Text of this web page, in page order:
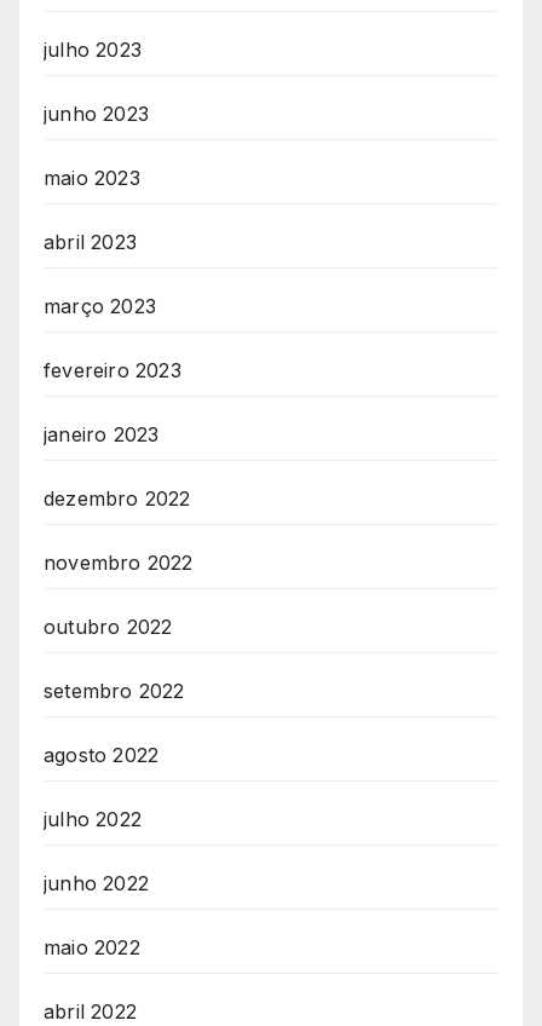
julho 2023
junho 2023
maio 2023
abril 2023
março 2023
fevereiro 2023
janeiro 2023
dezembro 2022
novembro 2022
outubro 2022
setembro 2022
agosto 2022
julho 2022
junho 2022
maio 2022
abril 2022